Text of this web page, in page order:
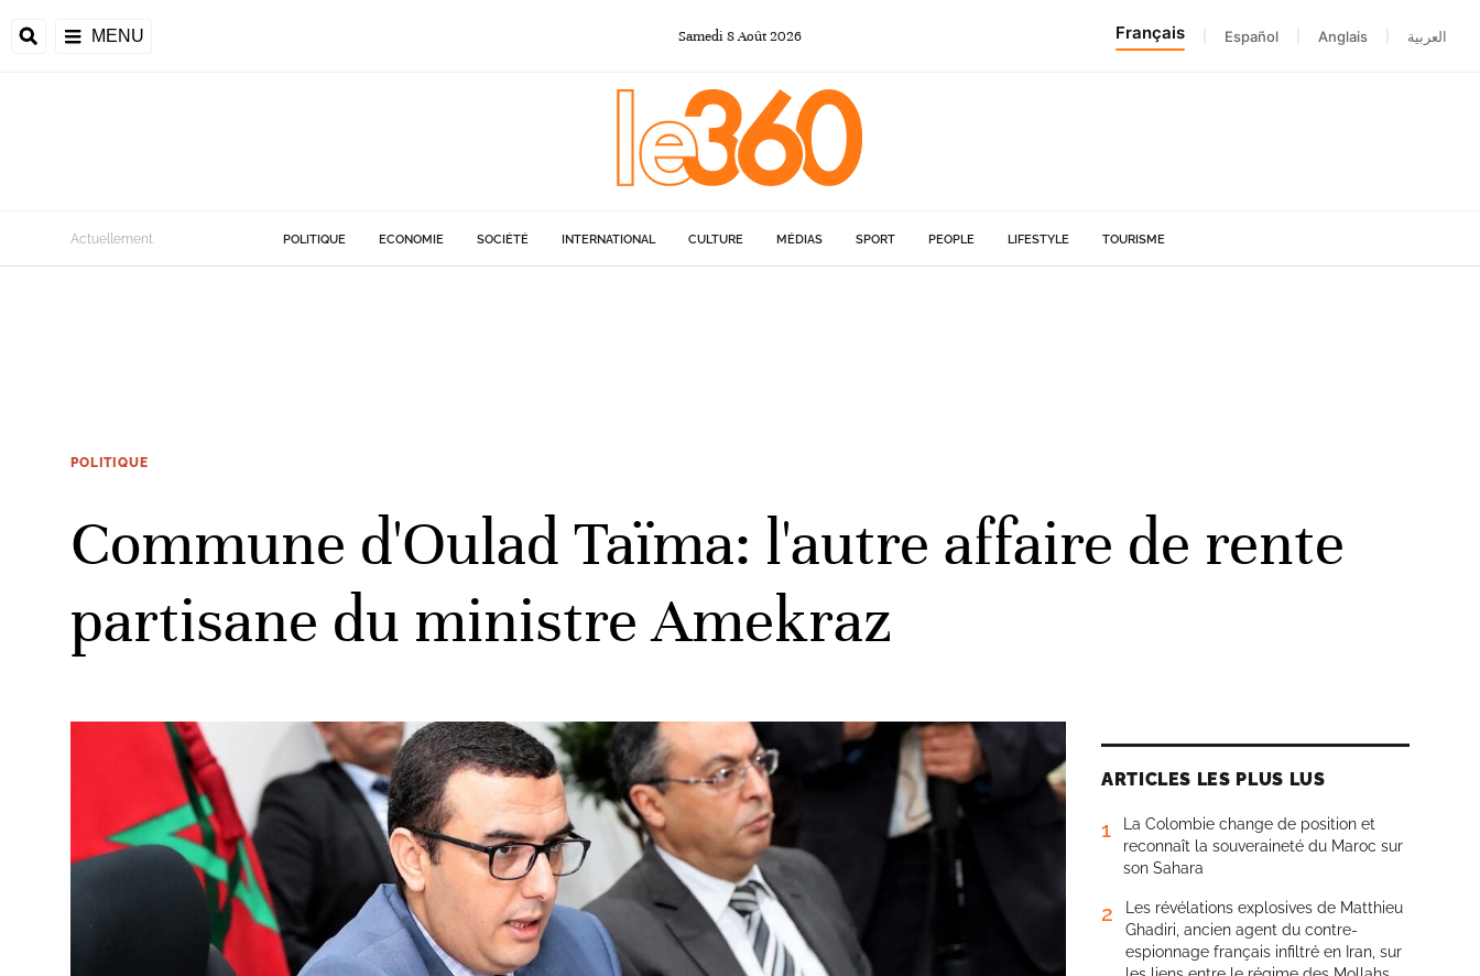
MENU Samedi 8Août2026 Français Español Anglais العربية
Actuellement POLITIQUE ECONOMIE SOCIÉTÉ INTERNATIONAL CULTURE MÉDIAS SPORT PEOPLE LIFESTYLE TOURISME
POLITIQUE
Commune d'Oulad Taïma: l'autre affaire de rente
partisane du ministre Amekraz
ARTICLES LES PLUS LUS
1
La Colombie change de position et
reconnaît la souveraineté du Maroc sur
son Sahara
2
Les révélations explosives de Matthieu
Ghadiri, ancien agent du contre-
espionnage français infiltré en Iran, sur